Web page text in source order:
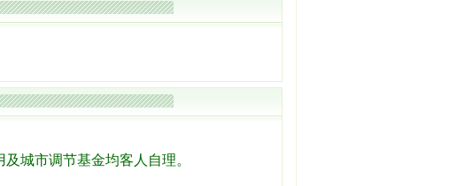
城市调节基金均客人自理。